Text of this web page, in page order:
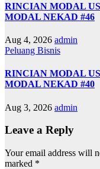
RINCIAN MODAL
MODAL NEKAD #46
Aug 4, 2026 admin
Peluang Bisnis
RINCIAN MODAL
MODAL NEKAD #40
Aug 3, 2026 admin
Leave a Reply
Your email address will
marked *